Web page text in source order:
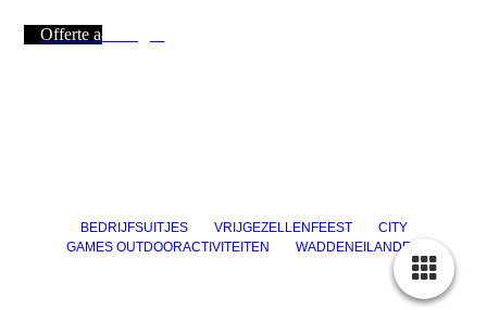
Offerte aanvragen
BEDRIJFSUITJES VRIJGEZELLENFEEST
CITY
GAMES OUTDOORACTIVITEITEN WADDENEILANDEN